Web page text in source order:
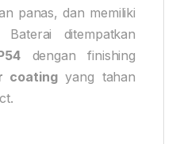
panas, dan memiliki
ditempatkan
dengan finishing
coatingyang tahan